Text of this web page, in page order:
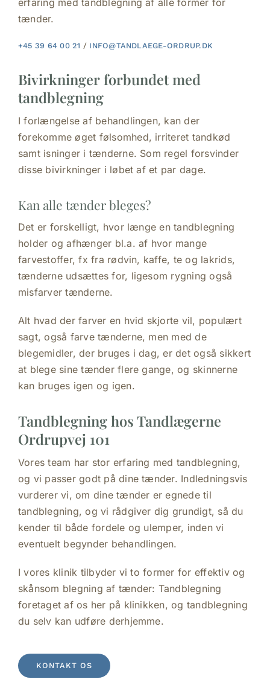
tænder.
+45 39 64 00 21 / INFO@TANDLAEGE-ORDRUP.DK
Bivirkninger forbundet med
tandblegning
I forlængelse af behandlingen, kan der
forekomme øget følsomhed, irriteret tandkød
samt isninger i tænderne. Som regel forsvinder
disse bivirkninger i løbet af et par dage.
Kan alle tænder bleges?
Det er forskelligt, hvor længe en tandblegning
holder og afhænger bl.a. af hvor mange
farvestoffer, fx fra rødvin, kaffe, te og lakrids,
tænderne udsættes for, ligesom rygning også
misfarver tænderne.
Alt hvad der farver en hvid skjorte vil, populært
sagt, også farve tænderne, men med de
blegemidler, der bruges i dag, er det også sikkert
at blege sine tænder flere gange, og skinnerne
kan bruges igen og igen.
Tandblegning hos Tandlægerne
Ordrupvej 101
Vores team har stor erfaring med tandblegning,
og vi passer godt på dine tænder. Indledningsvis
vurderer vi, om dine tænder er egnede til
tandblegning, og vi rådgiver dig grundigt, så du
kender til både fordele og ulemper, inden vi
eventuelt begynder behandlingen.
I vores klinik tilbyder vi to former for effektiv og
skånsom blegning af tænder: Tandblegning
foretaget af os her på klinikken, og tandblegning
du selv kan udføre derhjemme.
KONTAKT OS